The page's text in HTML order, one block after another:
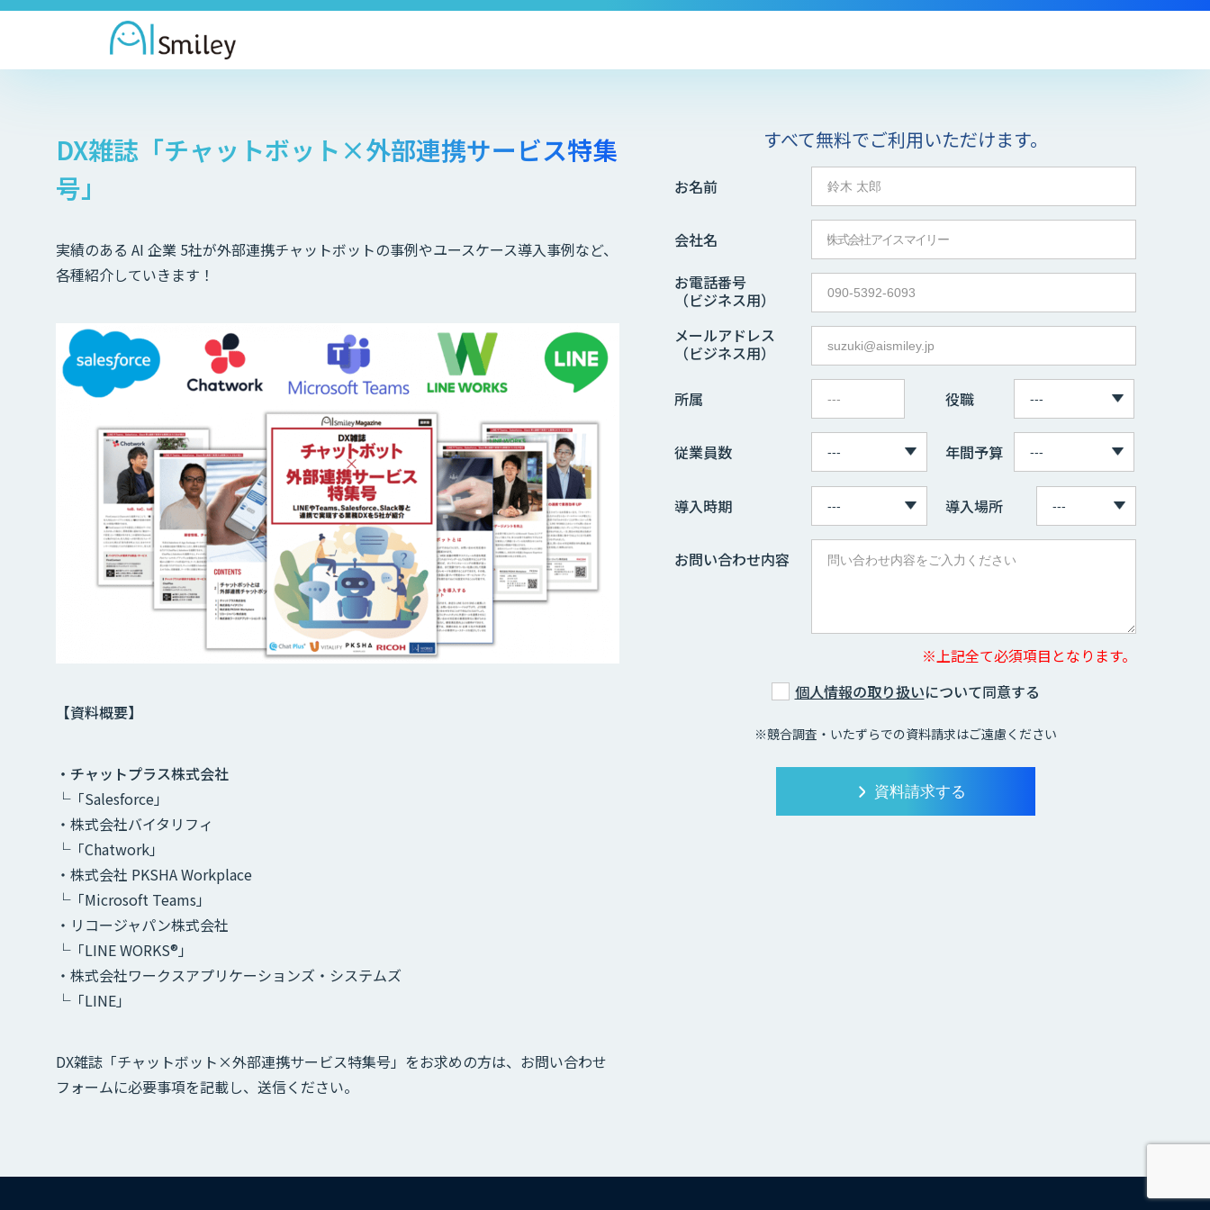
DX雑誌「チャットボット×外部連携サービス特集
号」
実績のある AI 企業 5社が外部連携チャットボットの事例やユースケース導入事例など、
各種紹介していきます！
【資料概要】
・チャットプラス株式会社
└「Salesforce」
・株式会社バイタリフィ
└「Chatwork」
・株式会社 PKSHA Workplace
└「Microsoft Teams」
・リコージャパン株式会社
└「LINE WORKS®」
・株式会社ワークスアプリケーションズ・システムズ
└「LINE」
DX雑誌「チャットボット×外部連携サービス特集号」をお求めの方は、お問い合わせ
フォームに必要事項を記載し、送信ください。
すべて無料でご利用いただけます。
お名前
会社名
お電話番号
（ビジネス用）
メールアドレス
（ビジネス用）
所属 役職
従業員数 年間予算
導入時期 導入場所
お問い合わせ内容
※上記全て必須項目となります。
個人情報の取り扱いについて同意する
※競合調査・いたずらでの資料請求はご遠慮ください